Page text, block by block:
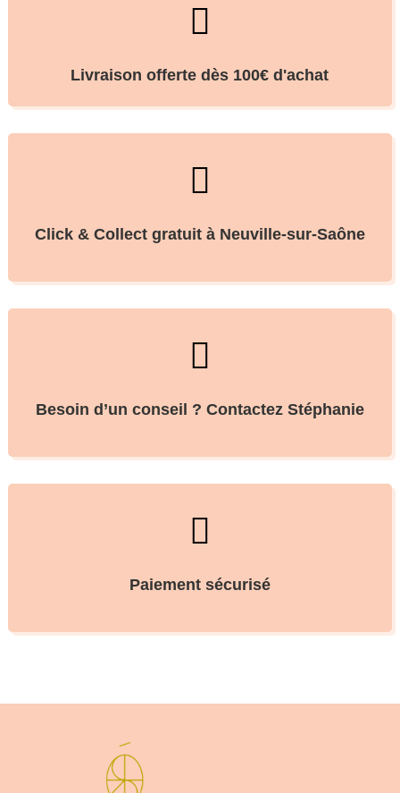

Livraison offerte dès 100€ d'achat

Click & Collect gratuit à Neuville-sur-Saône

Besoin d’un conseil ? Contactez Stéphanie

Paiement sécurisé